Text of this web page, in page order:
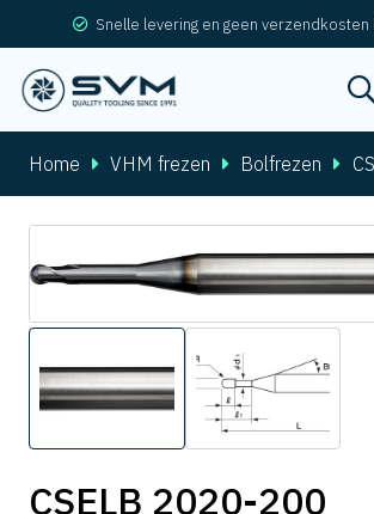
Snelle levering en geen
Home VHM frezen Bolfrezen
CSELB 2020-200